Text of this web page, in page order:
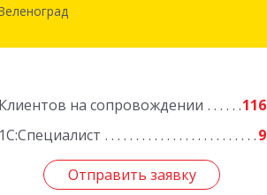
Клиентов на сопровождении
116
1С:Специалист
9
Отправить заявку
124365, Москва г, Зеленоград г,
Отправить заявку